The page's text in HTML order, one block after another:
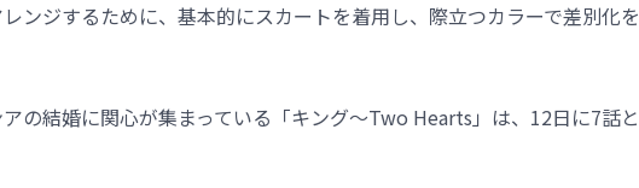
ンジするために、基本的にスカートを着用し、際立つカラーで差別化を
の結婚に関心が集まっている「キング～Two Hearts」は、12日に7話と